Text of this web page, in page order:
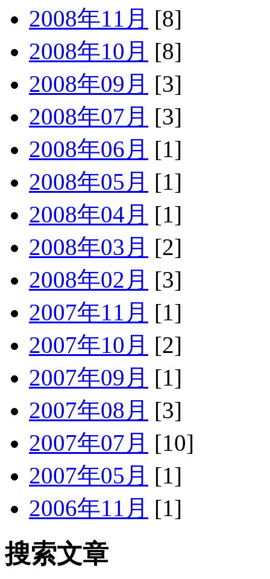
2008年11月 [8]
2008年10月 [8]
2008年09月 [3]
2008年07月 [3]
2008年06月 [1]
2008年05月 [1]
2008年04月 [1]
2008年03月 [2]
2008年02月 [3]
2007年11月 [1]
2007年10月 [2]
2007年09月 [1]
2007年08月 [3]
2007年07月 [10]
2007年05月 [1]
2006年11月 [1]
搜索文章